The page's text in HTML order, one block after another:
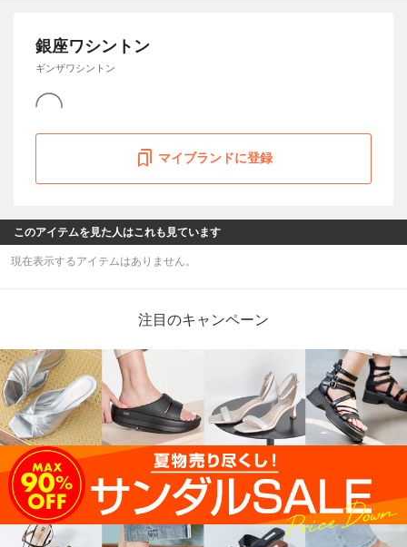
銀座ワシントン
ギンザワシントン
マイブランドに登録
このアイテムを見た人はこれも見ています
現在表示するアイテムはありません。
注目のキャンペーン